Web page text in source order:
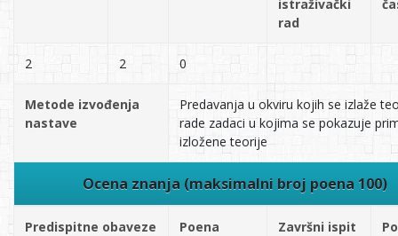
istraživački
rad
2 2 0
Metode izvođenja
nastave
Predavanja u okviru kojih se izlaže
rade zadaci u kojima se pokazuje
izložene teorije
Ocena znanja (maksimalni broj poena 100)
Predispitne obaveze Poena Završni ispit